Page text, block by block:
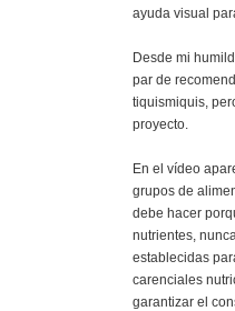
ayuda visual
Desde mi
par de
tiquismiquis,
proyecto.
En el vídeo
grupos de
debe hacer
nutrientes,
establecidas
carenciales
garantizar el